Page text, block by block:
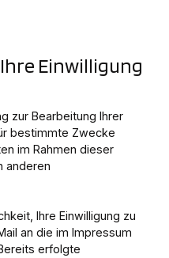
Einwilligung
zur Bearbeitung Ihrer
bestimmte Zwecke
im Rahmen dieser
anderen
Ihre Einwilligung zu
an die im Impressum
erfolgte